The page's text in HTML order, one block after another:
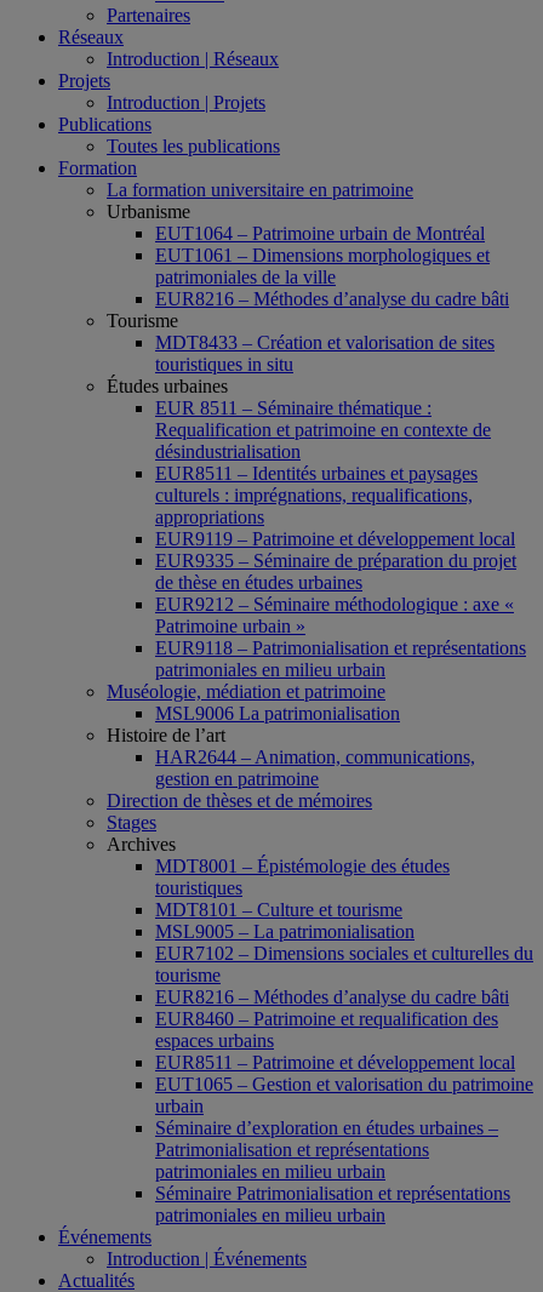
Partenaires
Réseaux
Introduction | Réseaux
Projets
Introduction | Projets
Publications
Toutes les publications
Formation
La formation universitaire en patrimoine
Urbanisme
EUT1064 – Patrimoine urbain de Montréal
EUT1061 – Dimensions morphologiques et
patrimoniales de la ville
EUR8216 – Méthodes d’analyse du cadre bâti
Tourisme
MDT8433 – Création et valorisation de sites
touristiques in situ
Études urbaines
EUR 8511 – Séminaire thématique :
Requalification et patrimoine en contexte de
désindustrialisation
EUR8511 – Identités urbaines et paysages
culturels : imprégnations, requalifications,
appropriations
EUR9119 – Patrimoine et développement local
EUR9335 – Séminaire de préparation du projet
de thèse en études urbaines
EUR9212 – Séminaire méthodologique : axe «
Patrimoine urbain »
EUR9118 – Patrimonialisation et représentations
patrimoniales en milieu urbain
Muséologie, médiation et patrimoine
MSL9006 La patrimonialisation
Histoire de l’art
HAR2644 – Animation, communications,
gestion en patrimoine
Direction de thèses et de mémoires
Stages
Archives
MDT8001 – Épistémologie des études
touristiques
MDT8101 – Culture et tourisme
MSL9005 – La patrimonialisation
EUR7102 – Dimensions sociales et culturelles du
tourisme
EUR8216 – Méthodes d’analyse du cadre bâti
EUR8460 – Patrimoine et requalification des
espaces urbains
EUR8511 – Patrimoine et développement local
EUT1065 – Gestion et valorisation du patrimoine
urbain
Séminaire d’exploration en études urbaines –
Patrimonialisation et représentations
patrimoniales en milieu urbain
Séminaire Patrimonialisation et représentations
patrimoniales en milieu urbain
Événements
Introduction | Événements
Actualités